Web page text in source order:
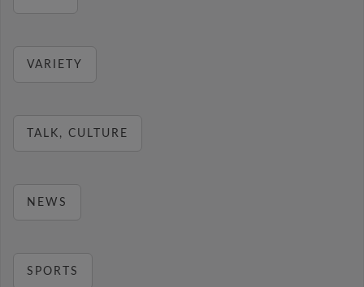
VARIETY
TALK, CULTURE
NEWS
SPORTS